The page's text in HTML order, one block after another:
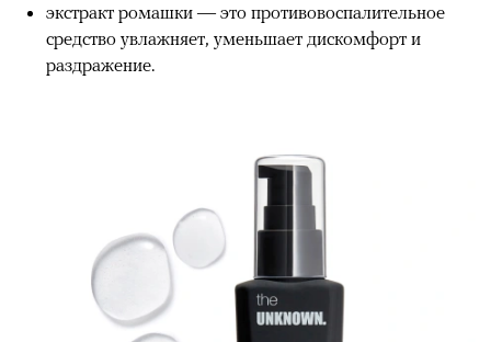
экстракт ромашки — это противовоспалительное
средство увлажняет, уменьшает дискомфорт и
раздражение.